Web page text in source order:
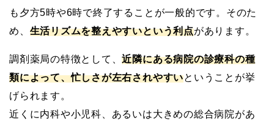
も夕方5時や6時で終了することが一般的です。そのた
め、 生活リズムを整えやすいという利点があります。
調剤薬局の特徴として、近隣にある病院の診療科の種
類によって、忙しさが左右されやすいということが挙
げられます。
近くに内科や小児科、あるいは大きめの総合病院があ